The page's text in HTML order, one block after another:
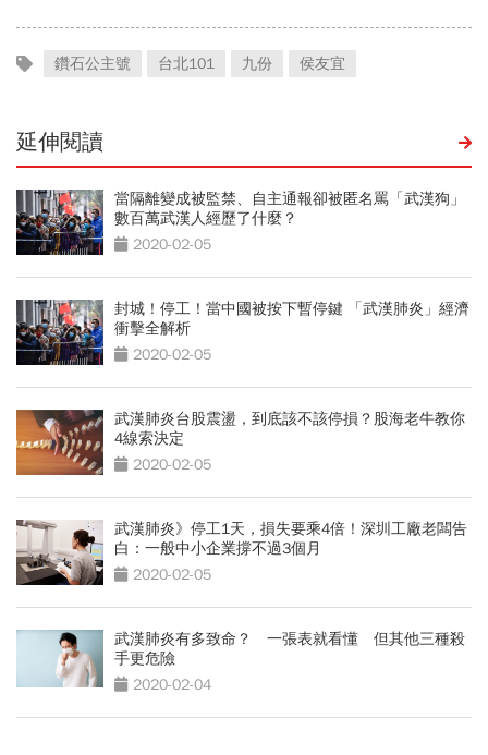
鑽石公主號 台北101 九份 侯友宜
延伸閱讀
當隔離變成被監禁、自主通報卻被匿名罵「武漢狗」
數百萬武漢人經歷了什麼？
2020-02-05
封城！停工！當中國被按下暫停鍵 「武漢肺炎」經濟
衝擊全解析
2020-02-05
武漢肺炎台股震盪，到底該不該停損？股海老牛教你
4線索決定
2020-02-05
武漢肺炎》停工1天，損失要乘4倍！深圳工廠老闆告
白：一般中小企業撐不過3個月
2020-02-05
武漢肺炎有多致命？ 一張表就看懂 但其他三種殺
手更危險
2020-02-04